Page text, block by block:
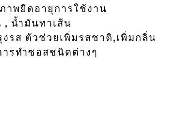
พยืดอายุการใช้งาน
, น้ำมันทาเส้น
รส ตัวช่วยเพิ่มรสชาติ,เพิ่มกลิ่น
รทำซอสชนิดต่างๆ